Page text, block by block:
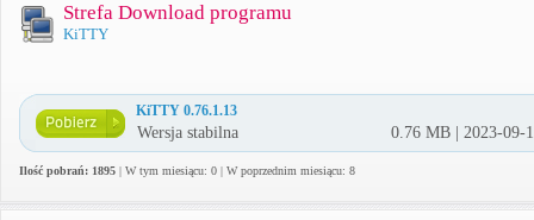
Strefa Download programu
KiTTY
KiTTY 0.76.1.13
Wersja stabilna 0.76 MB | 2023-09-
Ilość pobrań: 1895 | W tym miesiącu: 0 | W poprzednim miesiącu: 8